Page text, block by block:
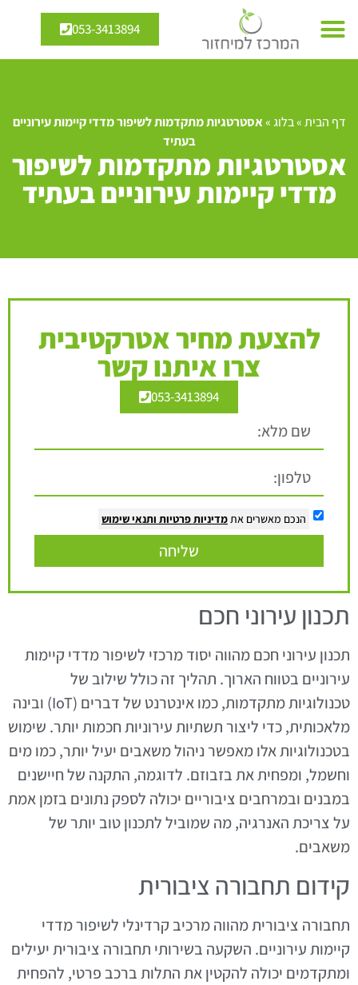
053-3413894
דף הבית»בלוג»אסטרטגיות מתקדמות לשיפור מדדי קיימות עירוניים
בעתיד
אסטרטגיות מתקדמות לשיפור
מדדי קיימות עירוניים בעתיד
להצעת מחיר אטרקטיבית
צרו איתנו קשר
053-3413894
הנכם מאשרים את מדיניות פרטיות ותנאי שימוש
שליחה
תכנון עירוני חכם
תכנון עירוני חכם מהווה יסוד מרכזי לשיפור מדדי קיימות
עירוניים בטווח הארוך. תהליך זה כולל שילוב של
טכנולוגיות מתקדמות, כמו אינטרנט של דברים (IoT) ובינה
מלאכותית, כדי ליצור תשתיות עירוניות חכמות יותר. שימוש
בטכנולוגיות אלו מאפשר ניהול משאבים יעיל יותר, כמו מים
וחשמל, ומפחית את בזבוזם. לדוגמה, התקנה של חיישנים
במבנים ובמרחבים ציבוריים יכולה לספק נתונים בזמן אמת
על צריכת האנרגיה, מה שמוביל לתכנון טוב יותר של
משאבים.
קידום תחבורה ציבורית
תחבורה ציבורית מהווה מרכיב קרדינלי לשיפור מדדי
קיימות עירוניים. השקעה בשירותי תחבורה ציבורית יעילים
ומתקדמים יכולה להקטין את התלות ברכב פרטי, להפחית